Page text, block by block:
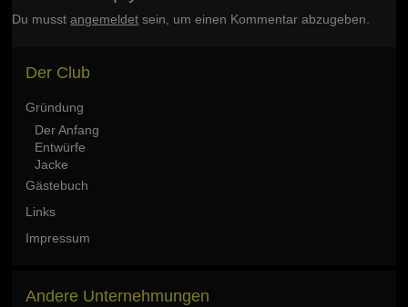
Du musstangemeldet sein, um einen Kommentar abzugeben.
Der Club
Gründung
Der Anfang
Entwürfe
Jacke
Gästebuch
Links
Impressum
Andere Unternehmungen